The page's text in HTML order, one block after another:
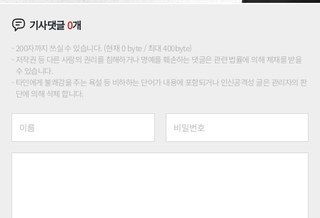
기사댓글0개
200자까지 쓰실 수 있습니다. (현재 0 byte / 최대 400byte)
저작권 등 다른 사람의 권리를 침해하거나 명예를 훼손하는 댓글은 관련 법률에 의해 제재를 받을
수 있습니다.
타인에게 불쾌감을 주는 욕설 등 비하하는 단어가 내용에 포함되거나 인신공격성 글은 관리자의 판
단에 의해 삭제 합니다.